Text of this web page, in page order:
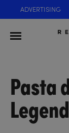
ADVERTISING
Pasta
Legend